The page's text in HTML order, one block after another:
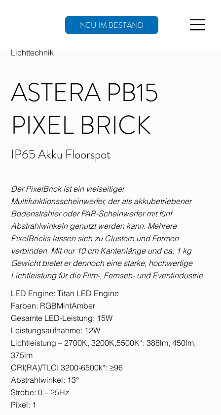
NEU IM BESTAND
ASTERA PB15
PIXEL BRICK
IP65 Akku Floorspot
Der PixelBrick ist ein vielseitiger
Multifunktionsscheinwerfer, der als akkubetriebener
Bodenstrahler oder PAR-Scheinwerfer mit fünf
Abstrahlwinkeln genutzt werden kann. Mehrere
PixelBricks lassen sich zu Clustern und Formen
verbinden. Mit nur 10 cm Kantenlänge und ca. 1 kg
Gewicht bietet er dennoch eine starke, hochwertige
Lichtleistung für die Film-, Fernseh- und Eventindustrie.
LED Engine: Titan LED Engine
Farben: RGBMintAmber
Gesamte LED-Leistung: 15W
Leistungsaufnahme: 12W
Lichtleistung – 2700K, 3200K,5500K*: 388lm, 450lm,
375lm
CRI(RA)/TLCI 3200-6500k*: ≥96
Abstrahlwinkel: 13°
Strobe: 0 – 25Hz
Pixel: 1
Lichttechnik